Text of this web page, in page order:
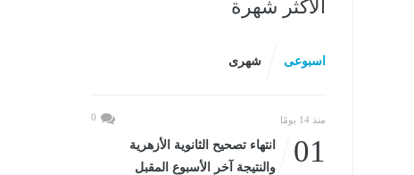
الأكثر شهرة
اسبوعى شهرى
منذ 14 يومًا 0
01
انتهاء تصحيح الثانوية الأزهرية
والنتيجة آخر الأسبوع المقبل